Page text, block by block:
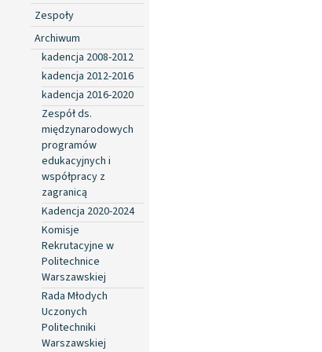
Zespoły
Archiwum
kadencja 2008-2012
kadencja 2012-2016
kadencja 2016-2020
Zespół ds.
międzynarodowych
programów
edukacyjnych i
współpracy z
zagranicą
Kadencja 2020-2024
Komisje
Rekrutacyjne w
Politechnice
Warszawskiej
Rada Młodych
Uczonych
Politechniki
Warszawskiej